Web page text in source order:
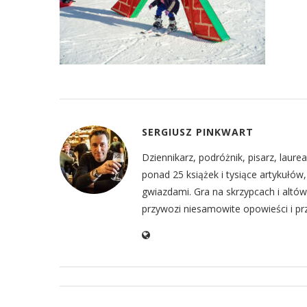
SERGIUSZ PINKWART
Dziennikarz, podróżnik, pisarz,
ponad 25 książek i tysiące
gwiazdami. Gra na skrzypcach i
przywozi niesamowite opowieści i